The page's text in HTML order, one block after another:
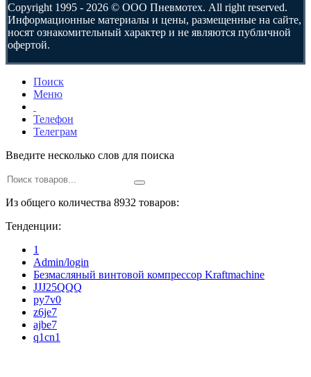
Copyright 1995 - 2026 © ООО Пневмотех. All right reserved.
Информационные материалы и цены, размещенные на сайте,
носят ознакомительный характер и не являются публичной
офертой.
Поиск
Меню
Телефон
Телеграм
Введите несколько слов для поиска
Из общего количества 8932 товаров:
Тенденции:
1
Admin/login
Безмасляный винтовой компрессор Kraftmaсhine
JJJ25QQQ
py7v0
z6je7
ajbe7
q1cn1